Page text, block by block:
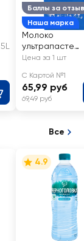
5L
Баллы за отзыв
Наша марка
Молоко
ультрапастер
изованное
без змж
Цена за 1 шт
С Картой №1
65,99 руб
69,49 руб
Все
4.9